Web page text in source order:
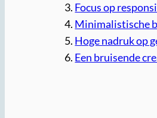
Focus op
Minimalistische
Hoge nadruk op
Een bruisende